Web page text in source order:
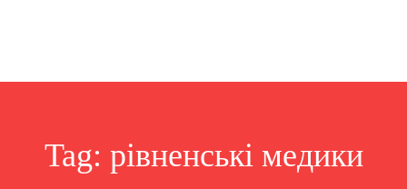
Tag: рівненські медики